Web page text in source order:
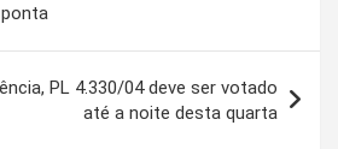
PL 4.330/04 deve ser votado
até a noite desta quarta